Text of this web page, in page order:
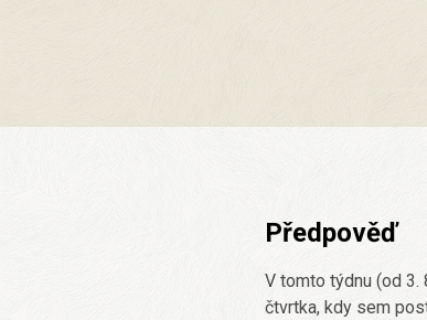
Předpověď
V tomto týdnu (od 3.
čtvrtka, kdy sem